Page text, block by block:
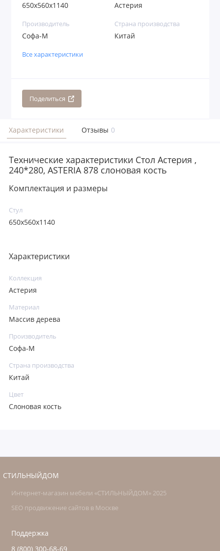
650x560x1140 Астерия
Производитель
Софа-М
Страна производства
Китай
Все характеристики
Поделиться
Характеристики Отзывы 0
Технические характеристики Стол Астерия ,
240*280, ASTERIA 878 слоновая кость
Комплектация и размеры
Стул
650x560x1140
Характеристики
Коллекция
Астерия
Материал
Массив дерева
Производитель
Софа-М
Страна производства
Китай
Цвет
Слоновая кость
СТИЛЬНЫЙДОМ
Интернет-магазин мебели «СТИЛЬНЫЙДОМ» 2025
SEO продвижение сайтов в Москве
Поддержка
8 (800) 300-68-69